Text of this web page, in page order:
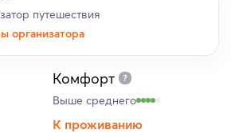
путешествия
организатора
Комфорт
Выше среднего
К проживанию